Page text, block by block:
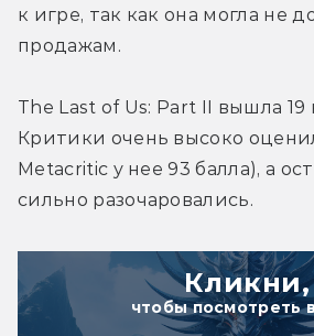
к игре, так как она могла не
продажам.
The Last of Us: Part II вышла 19
Критики очень высоко
Metacritic у нее 93 балла), а
сильно разочаровались.
Кликни,
чтобы посмотреть